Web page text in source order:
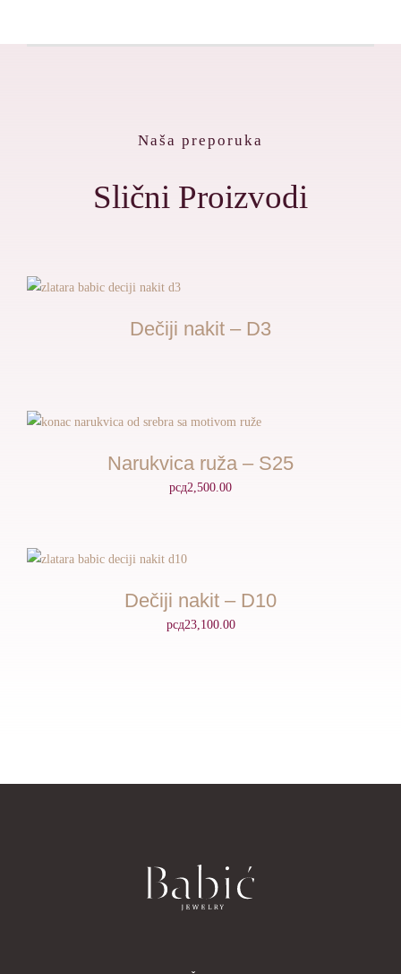
Naša preporuka
Slični Proizvodi
Dečiji nakit – D3
Narukvica ruža – S25
рсд2,500.00
Dečiji nakit – D10
рсд23,100.00